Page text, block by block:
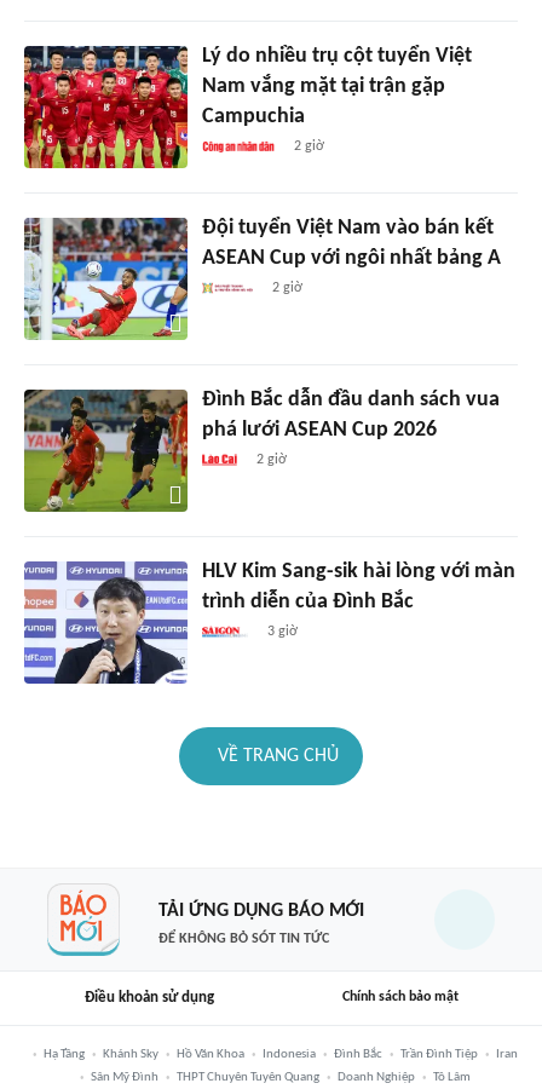
Lý do nhiều trụ cột tuyển Việt
Nam vắng mặt tại trận gặp
Campuchia
2 giờ
Đội tuyển Việt Nam vào bán kết
ASEAN Cup với ngôi nhất bảng A
2 giờ
Đình Bắc dẫn đầu danh sách vua
phá lưới ASEAN Cup 2026
2 giờ
HLV Kim Sang-sik hài lòng với màn
trình diễn của Đình Bắc
3 giờ
VỀ TRANG CHỦ
TẢI ỨNG DỤNG BÁO MỚI
ĐỂ KHÔNG BỎ SÓT TIN TỨC
Điều khoản sử dụng Chính sách bảo mật
Hạ Tầng Khánh Sky Hồ Văn Khoa Indonesia Đình Bắc Trần Đình Tiệp
Iran
Sân Mỹ Đình
THPT Chuyên Tuyên Quang Doanh Nghiệp Tô Lâm